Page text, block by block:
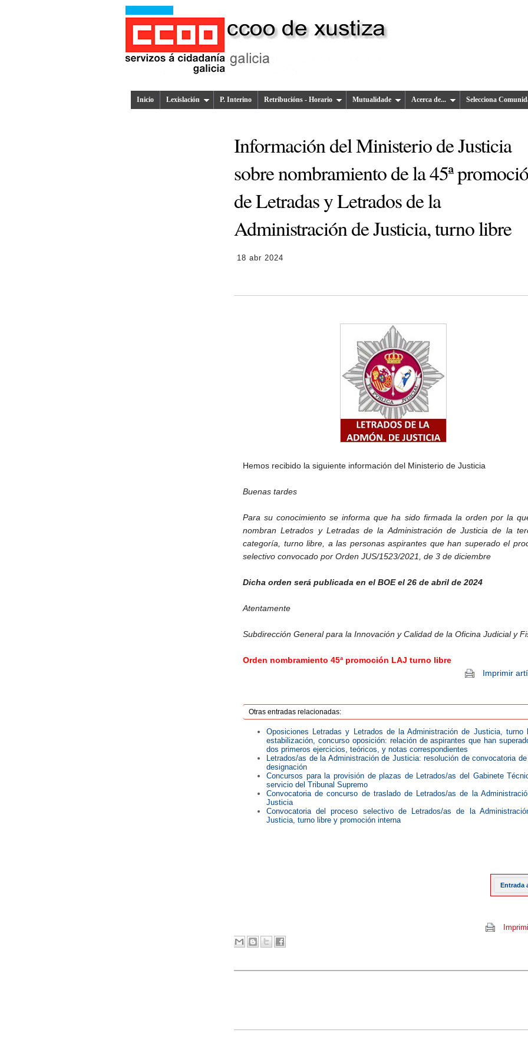
Inicio Lexislación P. Interino Retribucións - Horario Mutualidade Acerca de... Selecciona
Información del Ministerio de Justicia
sobre nombramiento de la 45ª
de Letradas y Letrados de la
Administración de Justicia, turno libre
18 abr 2024
Hemos recibido la siguiente información del Ministerio de Justicia
Buenas tardes
Para su conocimiento se informa que ha sido firmada la orden por la
nombran Letrados y Letradas de la Administración de Justicia de la
categoría, turno libre, a las personas aspirantes que han superado el
selectivo convocado por Orden JUS/1523/2021, de 3 de diciembre
Dicha orden será publicada en el BOE el 26 de abril de 2024
Atentamente
Subdirección General para la Innovación y Calidad de la Oficina Judicial y
Orden nombramiento 45ª promoción LAJ turno libre
Imprimir
Otras entradas relacionadas:
Oposiciones Letradas y Letrados de la Administración de Justicia, turno
estabilización, concurso oposición: relación de aspirantes que han
dos primeros ejercicios, teóricos, y notas correspondientes
Letrados/as de la Administración de Justicia: resolución de convocatoria
designación
Concursos para la provisión de plazas de Letrados/as del Gabinete
servicio del Tribunal Supremo
Convocatoria de concurso de traslado de Letrados/as de la
Justicia
Convocatoria del proceso selectivo de Letrados/as de la
Justicia, turno libre y promoción interna
Entrada